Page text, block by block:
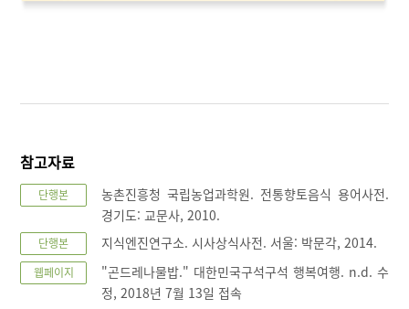
참고자료
단행본
농촌진흥청 국립농업과학원. 전통향토음식 용어사전.
경기도: 교문사, 2010.
단행본 지식엔진연구소. 시사상식사전. 서울: 박문각, 2014.
웹페이지
"곤드레나물밥." 대한민국구석구석 행복여행. n.d. 수
정, 2018년 7월 13일 접속